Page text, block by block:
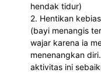
hendak tidur)
2. Hentikan
(bayi menangis
wajar karena ia
menenangkan
aktivitas ini